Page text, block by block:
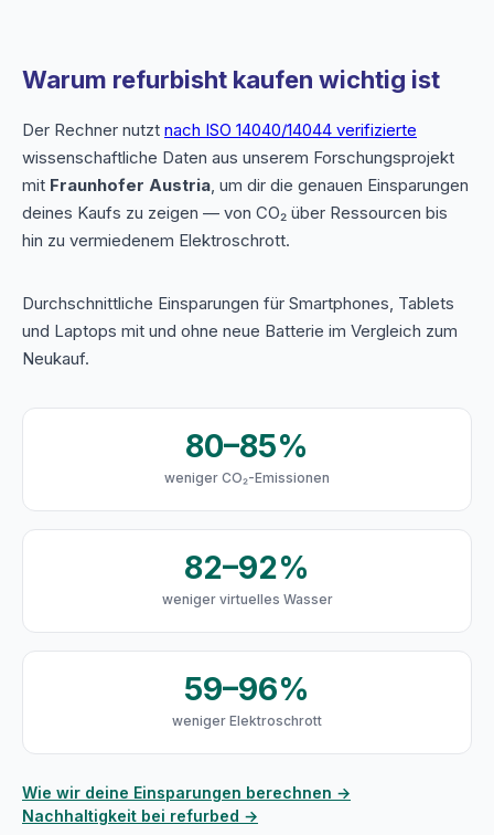
Warum refurbisht kaufen wichtig ist
Der Rechner nutzt nach ISO 14040/14044 verifizierte
wissenschaftliche Daten aus unserem Forschungsprojekt
mit Fraunhofer Austria, um dir die genauen Einsparungen
deines Kaufs zu zeigen — von CO₂ über Ressourcen bis
hin zu vermiedenem Elektroschrott.
Durchschnittliche Einsparungen für Smartphones, Tablets
und Laptops mit und ohne neue Batterie im Vergleich zum
Neukauf.
80–85%
weniger CO₂-Emissionen
82–92%
weniger virtuelles Wasser
59–96%
weniger Elektroschrott
Wie wir deine Einsparungen berechnen →
Nachhaltigkeit bei refurbed →